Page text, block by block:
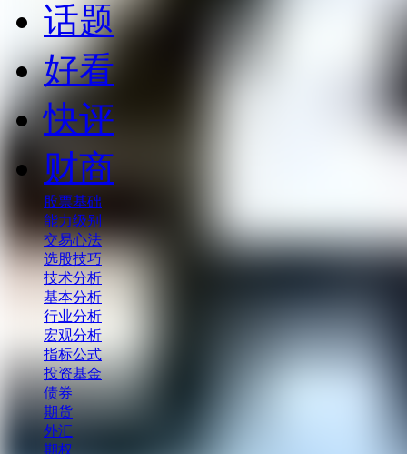
话题
好看
快评
财商
股票基础
能力级别
交易心法
选股技巧
技术分析
基本分析
行业分析
宏观分析
指标公式
投资基金
债券
期货
外汇
期权